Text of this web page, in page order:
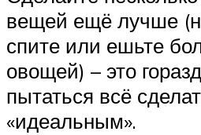
вещей ещё лучше
спите или ешьте
овощей) – это
пытаться всё
«идеальным».